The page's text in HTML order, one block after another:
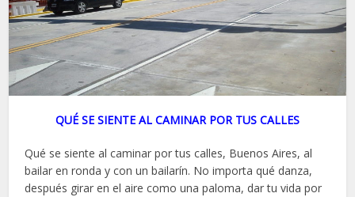
QUÉ SE SIENTE AL CAMINAR POR TUS CALLES
Qué se siente al caminar por tus calles, Buenos Aires, al
bailar en ronda y con un bailarín. No importa qué danza,
después girar en el aire como una paloma, dar tu vida por